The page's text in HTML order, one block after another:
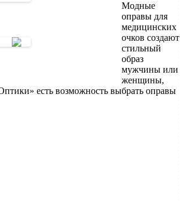
Модные
оправы для
медицинских
очков создают
стильный
образ
мужчины или
женщины,
есть возможность выбрать оправы